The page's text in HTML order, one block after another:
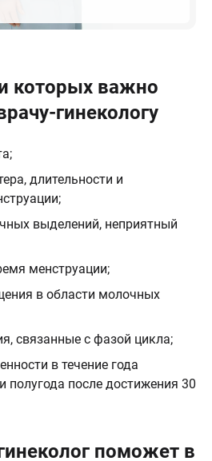
которых важно
гинекологу
длительности и
выделений, неприятный
менструации;
в области молочных
связанные с фазой цикла;
в течение года
полугода после достижения 30
поможет в